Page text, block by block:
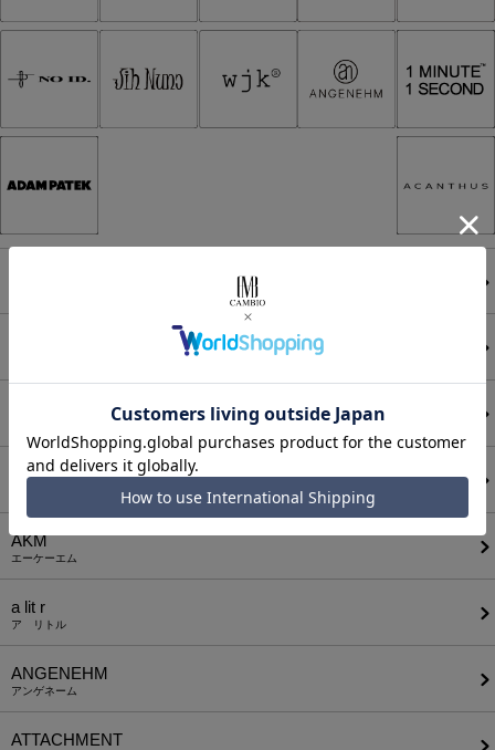
A Good Bad Influence
ANEI
AKM
エーケーエム
a lit r
ア リトル
ANGENEHM
アンゲネーム
ATTACHMENT